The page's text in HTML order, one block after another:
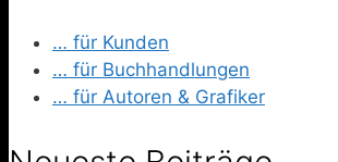
… für Kunden
… für Buchhandlungen
… für Autoren & Grafiker